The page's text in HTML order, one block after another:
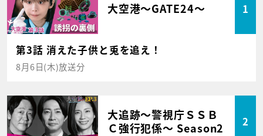
大空港～GATE24～ 1
第3話 消えた子供と兎を追え！
8月6日(木)放送分
大追跡～警視庁ＳＳＢ
Ｃ強行犯係～ Season2
2